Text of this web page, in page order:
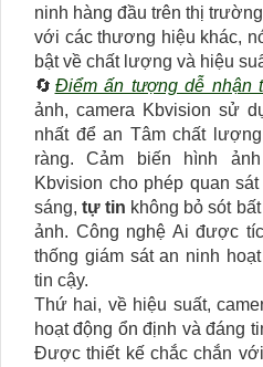
ninh hàng đầu trên thị
với các thương hiệu khác,
bật về chất lượng và hiệu
🔄 Điểm ấn tượng dễ nhận
ảnh, camera Kbvision sử
nhất để an Tâm chất
ràng. Cảm biến hình
Kbvision cho phép quan
sáng,tự tin không bỏ sót
ảnh. Công nghệ Ai được
thống giám sát an ninh
tin cậy.
Thứ hai, về hiệu suất,
hoạt động ổn định và đáng
Được thiết kế chắc chắn